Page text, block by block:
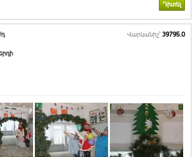
Դիտել
դ
Վարկանիշ՝ 39795.0